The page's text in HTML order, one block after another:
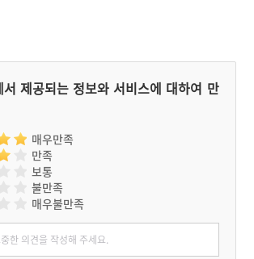
제공되는 정보와 서비스에 대하여 만
매우만족
만족
보통
불만족
매우불만족